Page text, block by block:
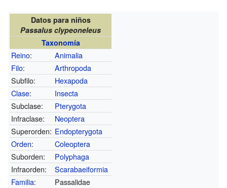
Datos para niños
Passalus clypeoneleus
Taxonomía
Reino:
Animalia
Filo:
Arthropoda
Subfilo:
Hexapoda
Clase:
Insecta
Subclase:
Pterygota
Infraclase:
Neoptera
Superorden: Endopterygota
Orden:
Coleoptera
Suborden:
Polyphaga
Infraorden:
Scarabaeiformia
Familia:
Passalidae